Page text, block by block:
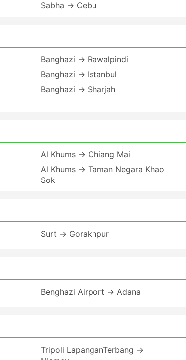
Sabha → Cebu
Banghazi → Rawalpindi
Banghazi → Istanbul
Banghazi → Sharjah
Al Khums → Chiang Mai
Al Khums → Taman Negara Khao
Sok
Surt → Gorakhpur
Benghazi Airport → Adana
Tripoli LapanganTerbang →